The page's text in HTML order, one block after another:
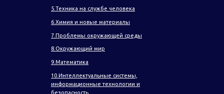
5.Техника на службе человека
6.Химия и новые материалы
10.Интеллектуальные системы,
информационные технологии и
безопасность
9.Математика
8.Окружающий мир
7.Проблемы окружающей среды